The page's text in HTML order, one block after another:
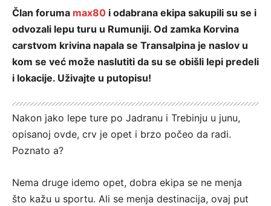
Član foruma max80 i odabrana ekipa sakupili su se i
odvozali lepu turu u Rumuniji. Od zamka Korvina
carstvom krivina napala se Transalpina je naslov u
kom se već može naslutiti da su se obišli lepi predeli
i lokacije. Uživajte u putopisu!
Nakon jako lepe ture po Jadranu i Trebinju u junu,
opisanoj ovde, crv je opet i brzo počeo da radi.
Poznato a?
Nema druge idemo opet, dobra ekipa se ne menja
što kažu u sportu. Ali se menja destinacija, ovaj put